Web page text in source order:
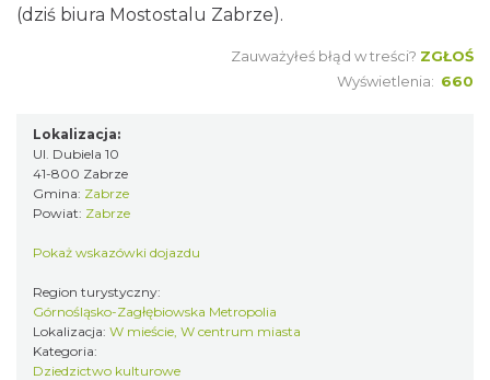
(dziś biura Mostostalu Zabrze).
Zauważyłeś błąd w treści? ZGŁOŚ
Wyświetlenia: 660
Lokalizacja:
Ul. Dubiela 10
41-800 Zabrze
Gmina: Zabrze
Powiat: Zabrze
Pokaż wskazówki dojazdu
Region turystyczny:
Górnośląsko-Zagłębiowska Metropolia
Lokalizacja: W mieście, W centrum miasta
Kategoria:
Dziedzictwo kulturowe